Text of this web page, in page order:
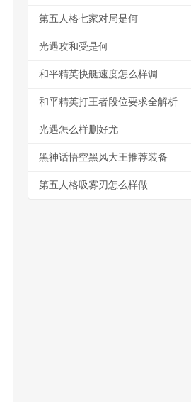
第五人格七家对局是何
光遇攻和受是何
和平精英快艇速度怎么样调
和平精英打王者段位要求全解析
光遇怎么样删好尤
黑神话悟空黑风大王推荐装备
第五人格吸雾刃怎么样做